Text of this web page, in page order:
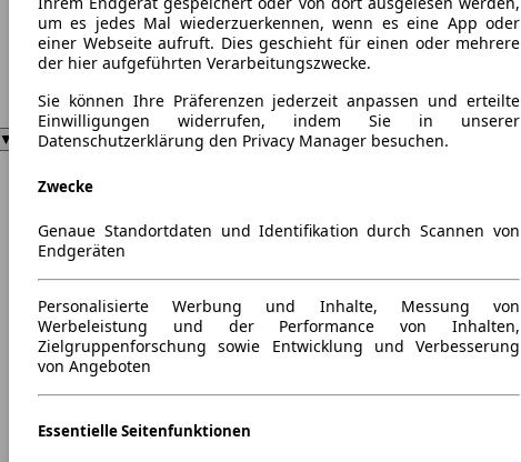
▼
um es jedes Mal wiederzuerkennen, wenn es eine App oder
einer Webseite aufruft. Dies geschieht für einen oder mehrere
der hier aufgeführten Verarbeitungszwecke.
Sie können Ihre Präferenzen jederzeit anpassen und erteilte
Einwilligungen widerrufen, indem Sie in unserer
Datenschutzerklärung den Privacy Manager besuchen.
Zwecke
Genaue Standortdaten und Identifikation durch Scannen von
Endgeräten
Personalisierte Werbung und Inhalte, Messung von
Werbeleistung und der Performance von Inhalten,
Zielgruppenforschung sowie Entwicklung und Verbesserung
von Angeboten
Essentielle Seitenfunktionen